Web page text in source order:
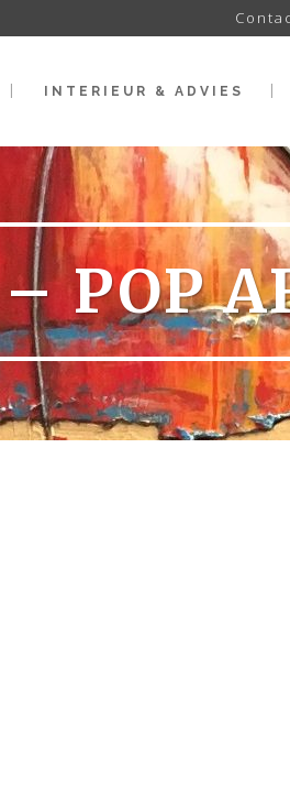
INTERIEUR & ADVIES
POP